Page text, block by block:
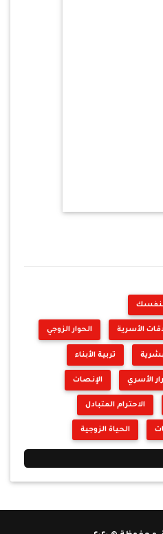
بنفسك
الأسرية الحوار الزوجي
تربية الأبناء
الأسري الإنصات
الاحترام المتبادل
الحياة الزوجية